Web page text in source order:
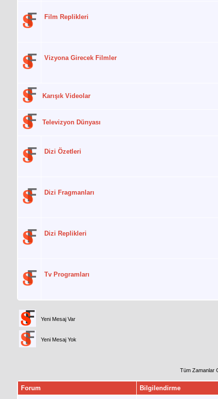
Film Replikleri
Vizyona Girecek Filmler
Karışık Videolar
Televizyon Dünyası
Dizi Özetleri
Dizi Fragmanları
Dizi Replikleri
Tv Programları
Yeni Mesaj Var
Yeni Mesaj Yok
Tüm Zamanlar
Forum Bilgilendirme